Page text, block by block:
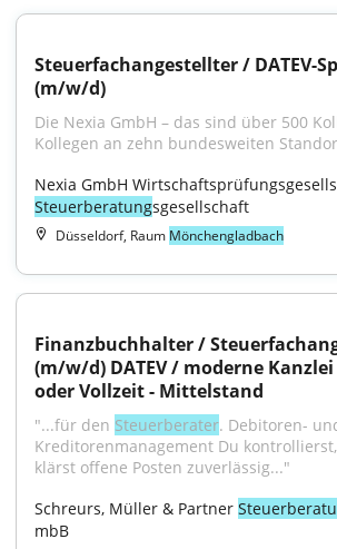
Steuerfachangestellter / DATEV-
(m/w/d)
Die Nexia GmbH – das sind über 500
Kollegen an zehn bundesweiten
Steuerberatungsgesellschaft
Düsseldorf, Raum Mönchengladbach
Finanzbuchhalter /
(m/w/d) DATEV / moderne
oder Vollzeit - Mittelstand
"...für den Steuerberater. Debitoren-
Kreditorenmanagement Du
klärst offene Posten zuverlässig..."
Schreurs, Müller & Partner
mbB